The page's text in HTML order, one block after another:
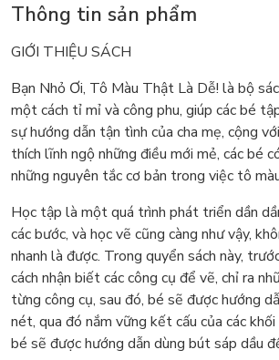
Thông tin sản phẩm
GIỚI THIỆU SÁCH
Bạn Nhỏ Ơi, Tô Màu Thật Là Dễ! là bộ
một cách tỉ mỉ và công phu, giúp các bé
sự hướng dẫn tận tình của cha mẹ, cộng
thích lĩnh ngộ những điều mới mẻ, các bé
những nguyên tắc cơ bản trong việc tô
Học tập là một quá trình phát triển dần
các bước, và học vẽ cũng càng như vậy,
nhanh là được. Trong quyển sách này,
cách nhận biết các công cụ để vẽ, chỉ ra
từng công cụ, sau đó, bé sẽ được hướng
nét, qua đó nắm vững kết cấu của các khối
bé sẽ được hướng dẫn dùng bút sáp dầu